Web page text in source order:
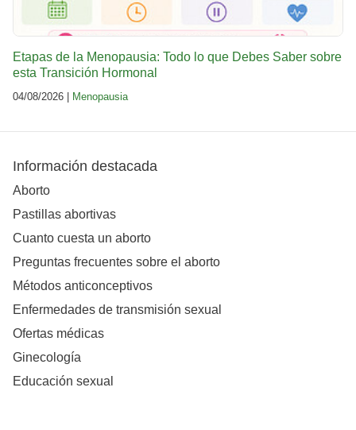
Etapas de la Menopausia: Todo lo que Debes Saber sobre
esta Transición Hormonal
04/08/2026 | Menopausia
Información destacada
Aborto
Pastillas abortivas
Cuanto cuesta un aborto
Preguntas frecuentes sobre el aborto
Métodos anticonceptivos
Enfermedades de transmisión sexual
Ofertas médicas
Ginecología
Educación sexual